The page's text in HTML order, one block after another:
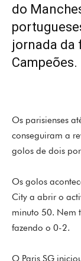
do
jornada da
Campeões.
Os parisienses
conseguiram a
golos de dois
Os golos
City a abrir o
minuto 50. Nem
fazendo o 0-2.
O Paris SG